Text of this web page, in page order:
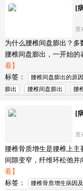
[
发
为什么腰椎间盘膨出？
腰椎间盘膨出，一开始
看】
标签：
腰椎间盘膨出的原因
膨出
腰椎间盘膨出 腰
[
发
腰椎骨质增生是腰椎上
间隙变窄，纤维环松弛并
看】
标签：
腰椎骨质增生病因